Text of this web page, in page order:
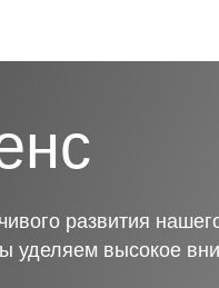
развития
уделяем высокое